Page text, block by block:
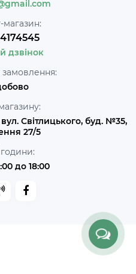
магазин:
дзвінок
Світлицького, буд. №35,
27/5
до 18:00